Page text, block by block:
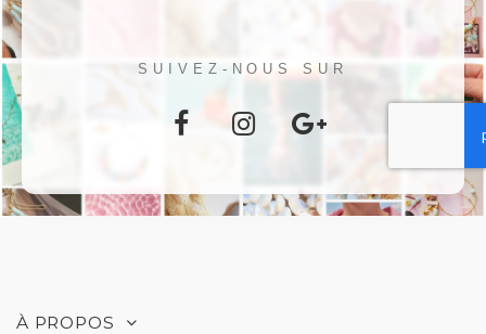
SUIVEZ-NOUS SUR
À PROPOS